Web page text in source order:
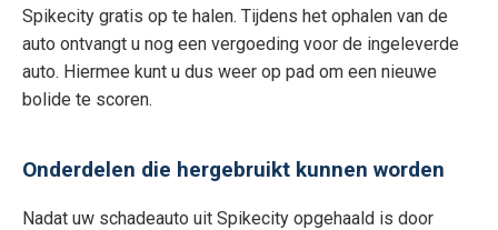
Spikecity gratis op te halen. Tijdens het ophalen van de
auto ontvangt u nog een vergoeding voor de ingeleverde
auto. Hiermee kunt u dus weer op pad om een nieuwe
bolide te scoren.
Onderdelen die hergebruikt kunnen worden
Nadat uw schadeauto uit Spikecity opgehaald is door